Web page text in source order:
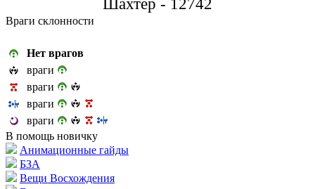
Враги склонности
Нет врагов
враги
враги
враги
враги
В помощь новичку
Анимационные гайды
БЗА
Вещи Восхождения